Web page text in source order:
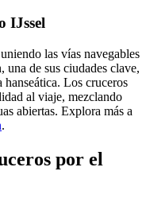
IJssel
las vías navegables
una de sus ciudades clave,
Los cruceros
al viaje, mezclando
abiertas. Explora más a
.
por el